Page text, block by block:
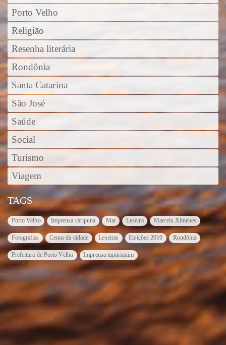
Porto Velho
Religião
Resenha literária
Rondônia
Santa Catarina
São José
Saúde
Social
Turismo
Viagem
TAGS
Porto Velho Imprensa caripuna Mar Leseira Marcela Ximenes
Fotografias Cenas da cidade Leseiras Eleições 2010 Rondônia
Prefeitura de Porto Velho Imprensa tupiniquim